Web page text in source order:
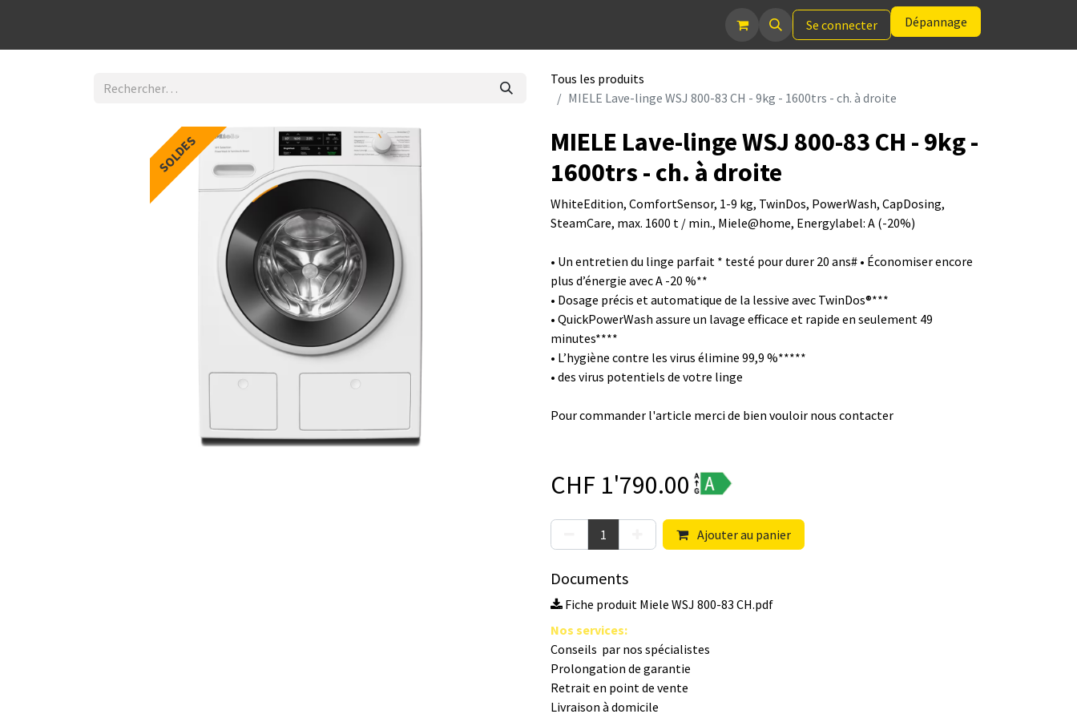
Se connecter Dépannage
Tous les produits
MIELE Lave-linge WSJ 800-83 CH - 9kg - 1600trs - ch. à droite
SOLDES
MIELE Lave-linge WSJ 800-83 CH - 9kg -
1600trs - ch. à droite
WhiteEdition, ComfortSensor, 1-9 kg, TwinDos, PowerWash, CapDosing,
SteamCare, max. 1600 t / min., Miele@home, Energylabel: A (-20%)
• Un entretien du linge parfait * testé pour durer 20 ans# • Économiser encore
plus d’énergie avec A -20 %**
• Dosage précis et automatique de la lessive avec TwinDos®***
• QuickPowerWash assure un lavage efficace et rapide en seulement 49
minutes****
• L’hygiène contre les virus élimine 99,9 %*****
• des virus potentiels de votre linge
Pour commander l'article merci de bien vouloir nous contacter
CHF 1'790.00
Ajouter au panier
Documents
Fiche produit Miele WSJ 800-83 CH.pdf
Nos s​ervices:
Conseils par nos spé​cialistes
Prolongation de garantie
Retrait en point de vente
Livraison à domicile